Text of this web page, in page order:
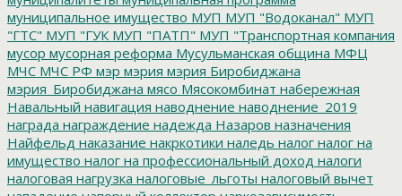
муниципальное имущество МУП МУП "Водоканал" МУП
"ГТС" МУП "ГУК МУП "ПАТП" МУП "Транспортная компания
мусор мусорная реформа Мусульманская община МФЦ
МЧС МЧС РФ мэр мэрия мэрия Биробиджана
мэрия_Биробиджана мясо Мясокомбинат набережная
Навальный навигация наводнение наводнение_2019
награда награждение надежда Назаров назначения
Найфельд наказание накркотики наледь налог налог на
имущество налог на профессиональный доход налоги
налоговая нагрузка налоговые_льготы налоговый вычет